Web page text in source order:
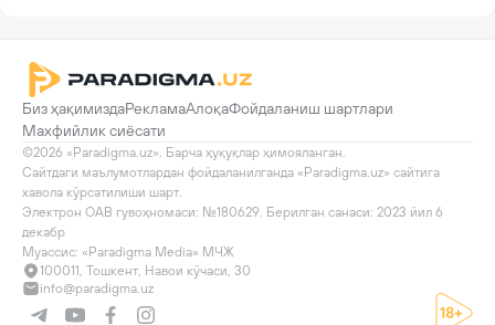
Биз ҳақимиздаРекламаАлоқаФойдаланиш шартлари
Махфийлик сиёсати
©2026 «Paradigma.uz». Барча ҳуқуқлар ҳимояланган.
Сайтдаги маълумотлардан фойдаланилганда «Paradigma.uz» сайтига
хавола кўрсатилиши шарт.
Электрон ОАВ гувоҳномаси: №180629. Берилган санаси: 2023 йил 6
декабр
Муассис: «Paradigma Media» МЧЖ
100011, Тошкент, Навои кўчаси, 30
info@paradigma.uz